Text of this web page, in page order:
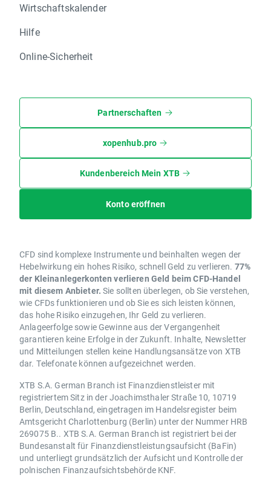
Wirtschaftskalender
Hilfe
Online-Sicherheit
Partnerschaften
xopenhub.pro
Kundenbereich Mein XTB
Konto eröffnen
CFD sind komplexe Instrumente und beinhalten wegen der
Hebelwirkung ein hohes Risiko, schnell Geld zu verlieren. 77%
der Kleinanlegerkonten verlieren Geld beim CFD-Handel
mit diesem Anbieter. Sie sollten überlegen, ob Sie verstehen,
wie CFDs funktionieren und ob Sie es sich leisten können,
das hohe Risiko einzugehen, Ihr Geld zu verlieren.
Anlageerfolge sowie Gewinne aus der Vergangenheit
garantieren keine Erfolge in der Zukunft. Inhalte, Newsletter
und Mitteilungen stellen keine Handlungsansätze von XTB
dar. Telefonate können aufgezeichnet werden.
XTB S.A. German Branch ist Finanzdienstleister mit
registriertem Sitz in der Joachimsthaler Straße 10, 10719
Berlin, Deutschland, eingetragen im Handelsregister beim
Amtsgericht Charlottenburg (Berlin) unter der Nummer HRB
269075 B.. XTB S.A. German Branch ist registriert bei der
Bundesanstalt für Finanzdienstleistungsaufsicht (BaFin)
und unterliegt grundsätzlich der Aufsicht und Kontrolle der
polnischen Finanzaufsichtsbehörde KNF.